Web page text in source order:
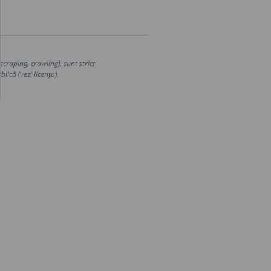
crawling), sunt strict
(vezi licența).